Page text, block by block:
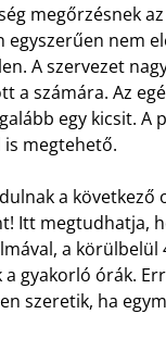
megőrzésnek
nem
A szervezet
a számára. Az
egy kicsit. A
megtehető.
a következő
Itt megtudhatja,
a
gyakorló órák.
szeretik, ha